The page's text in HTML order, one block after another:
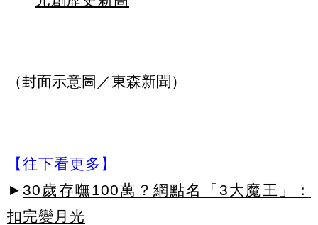
（封面示意圖／東森新聞）
【往下看更多】
► 30歲存嘸100萬？網點名「3大魔王」：
扣完變月光